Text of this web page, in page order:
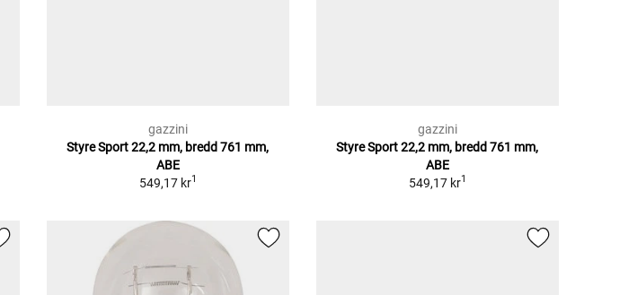
gazzini
Styre Sport 22,2 mm, bredd 761 mm,
ABE
549,17 kr1
gazzini
Styre Sport 22,2 mm, bredd 761 mm,
ABE
549,17 kr1